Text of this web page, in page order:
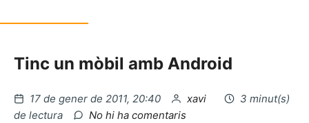
Tinc un mòbil amb Android
Publicat
el
17 de gener de 2011, 20:40 per
xavi
3 minut(s)
de lectura
No hi ha comentaris